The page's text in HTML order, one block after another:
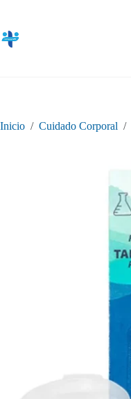
contenido
Inicio / Cuidado Corporal /